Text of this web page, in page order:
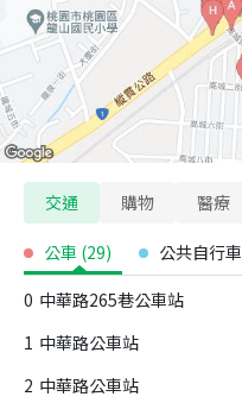
交通 購物 醫療
公車 (29) 公共自行車
0 中華路265巷公車站
1 中華路公車站
2 中華路公車站